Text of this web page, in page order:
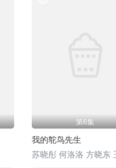
第6集
我的鸵鸟先生